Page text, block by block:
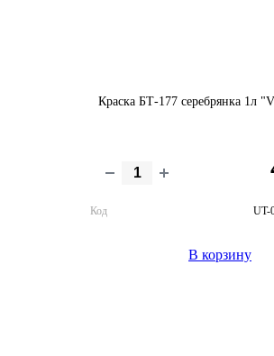
Краска БТ-177 серебрянка 1л
Код
UT-
В корзину